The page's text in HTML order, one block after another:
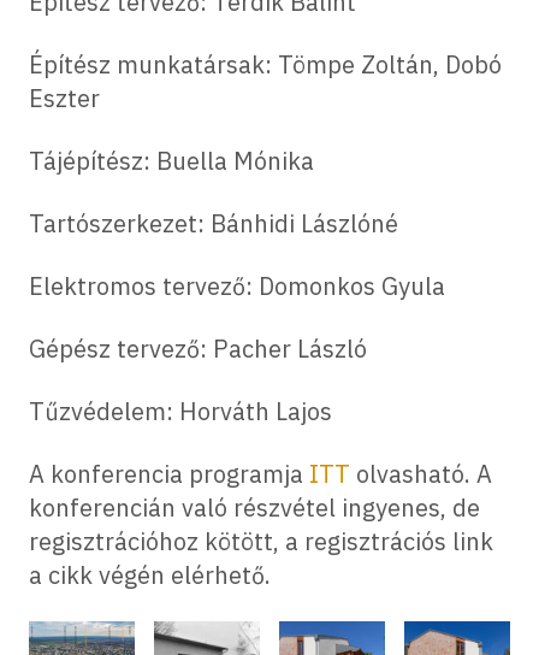
Építész munkatársak: Tömpe Zoltán, Dobó
Eszter
Tájépítész: Buella Mónika
Tartószerkezet: Bánhidi Lászlóné
Elektromos tervező: Domonkos Gyula
Gépész tervező: Pacher László
Tűzvédelem: Horváth Lajos
A konferencia programja ITT olvasható. A
konferencián való részvétel ingyenes, de
regisztrációhoz kötött, a regisztrációs link
a cikk végén elérhető.